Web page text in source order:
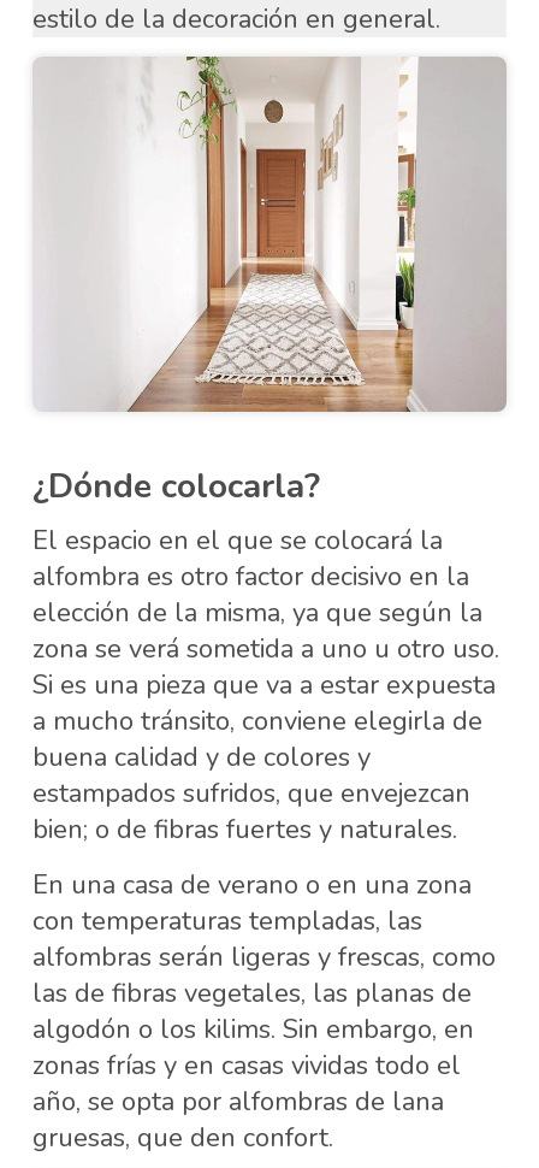
estilo de la decoración en general.
¿Dónde colocarla?
El espacio en el que se colocará la
alfombra es otro factor decisivo en la
elección de la misma, ya que según la
zona se verá sometida a uno u otro uso.
Si es una pieza que va a estar expuesta
a mucho tránsito, conviene elegirla de
buena calidad y de colores y
estampados sufridos, que envejezcan
bien; o de fibras fuertes y naturales.
En una casa de verano o en una zona
con temperaturas templadas, las
alfombras serán ligeras y frescas, como
las de fibras vegetales, las planas de
algodón o los kilims. Sin embargo, en
zonas frías y en casas vividas todo el
año, se opta por alfombras de lana
gruesas, que den confort.